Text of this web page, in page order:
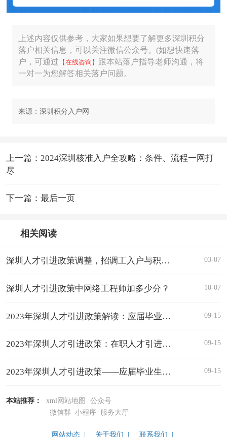
上述内容仅供参考，大家如果想要了解更多深圳积分
落户相关信息，可以关注微信公众号。(如想快速落
户，可通过 【在线咨询】 跟本站落户指导老师沟通，将
一对一为您解答相关落户问题。
来源：深圳积分入户网
上一篇：2024深圳核准入户全攻略：条件、流程一网打
尽
下一篇：最后一页
相关阅读
深圳人才引进政策调整，招调工入户与积分入户合并，大专毕业生可个人入户 03-07
深圳人才引进政策中网络工程师加多少分？ 10-07
2023年深圳人才引进政策解读：应届毕业生入户条件 09-15
2023年深圳人才引进政策：在职人才引进入户的新机遇 09-15
2023年深圳人才引进政策——应届毕业生入户条件解析 09-15
本站推荐： xml网站地图
公众号
微信群 小程序 服务大厅
网站动态 | 关于我们 | 联系我们 |